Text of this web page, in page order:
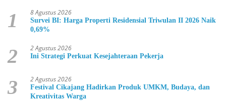
1 8 Agustus 2026
Survei BI: Harga Properti Residensial Triwulan II 2026 Naik
0,69%
2 2 Agustus 2026
Ini Strategi Perkuat Kesejahteraan Pekerja
3 2 Agustus 2026
Festival Cikajang Hadirkan Produk UMKM, Budaya, dan
Kreativitas Warga